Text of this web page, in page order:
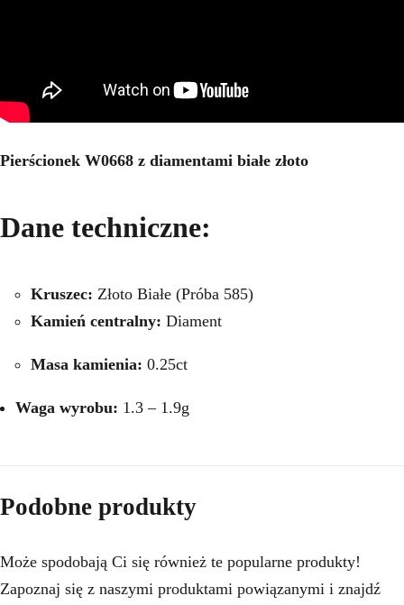
Pierścionek W0668 z diamentami białe złoto
Dane techniczne:
Kruszec: Złoto Białe (Próba 585)
Kamień centralny: Diament
Masa kamienia: 0.25ct
Waga wyrobu: 1.3 – 1.9g
Podobne produkty
Może spodobają Ci się również te popularne produkty!
Zapoznaj się z naszymi produktami powiązanymi i znajdź